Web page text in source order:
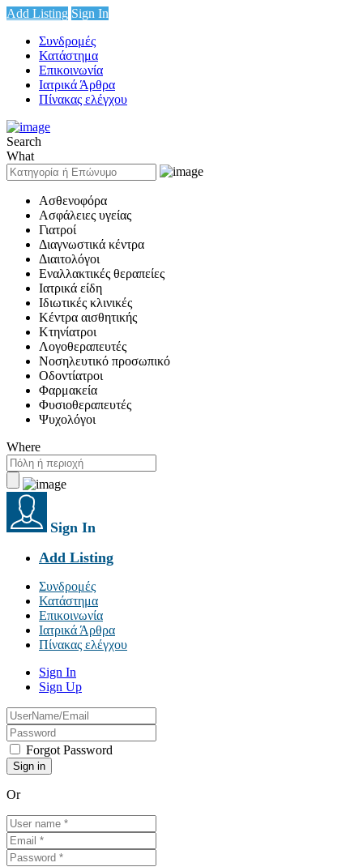
Add Listing Sign In
Συνδρομές
Κατάστημα
Επικοινωνία
Ιατρικά Άρθρα
Πίνακας ελέγχου
Search
What
Ασθενοφόρα
Ασφάλειες υγείας
Γιατροί
Διαγνωστικά κέντρα
Διαιτολόγοι
Εναλλακτικές θεραπείες
Ιατρικά είδη
Ιδιωτικές κλινικές
Κέντρα αισθητικής
Κτηνίατροι
Λογοθεραπευτές
Νοσηλευτικό προσωπικό
Οδοντίατροι
Φαρμακεία
Φυσιοθεραπευτές
Ψυχολόγοι
Where
Sign In
Add Listing
Συνδρομές
Κατάστημα
Επικοινωνία
Ιατρικά Άρθρα
Πίνακας ελέγχου
Sign In
Sign Up
Forgot Password
Or